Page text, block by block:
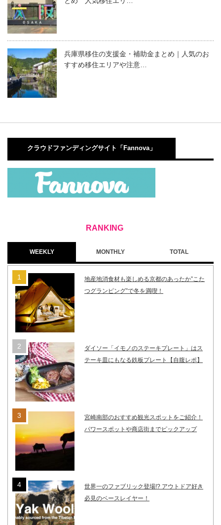
兵庫県移住の支援金・補助金まとめ｜人気のお
すすめ移住エリアや注意…
クラウドファンディングサイト「Fannova」
WEEKLY MONTHLY TOTAL
地産地消食材も楽しめる京都のあったか”こた
つグランピング”で冬を満喫！
ダイソー「イモノのステーキプレート」はス
テーキ皿にもなる鉄板プレート【自腹レポ】
宮崎南部のおすすめ観光スポットをご紹介！
パワースポットや商店街までピックアップ
世界一のファブリック登場!? アウトドア好き
必見のベースレイヤー！